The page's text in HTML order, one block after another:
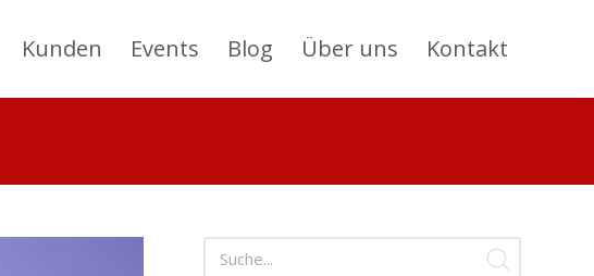
Kunden Events Blog Über uns Kontakt